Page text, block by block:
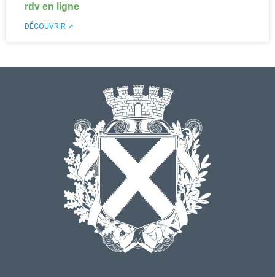
rdv en ligne
DÉCOUVRIR ↗